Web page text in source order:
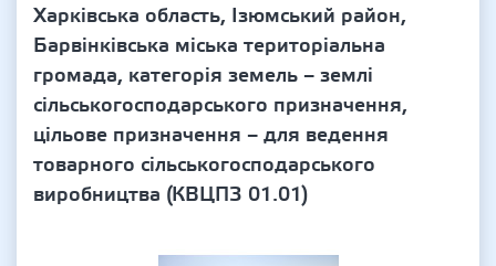
Харківська область, Ізюмський район,
Барвінківська міська територіальна
громада, категорія земель – землі
сільськогосподарського призначення,
цільове призначення – для ведення
товарного сільськогосподарського
виробництва (КВЦПЗ 01.01)